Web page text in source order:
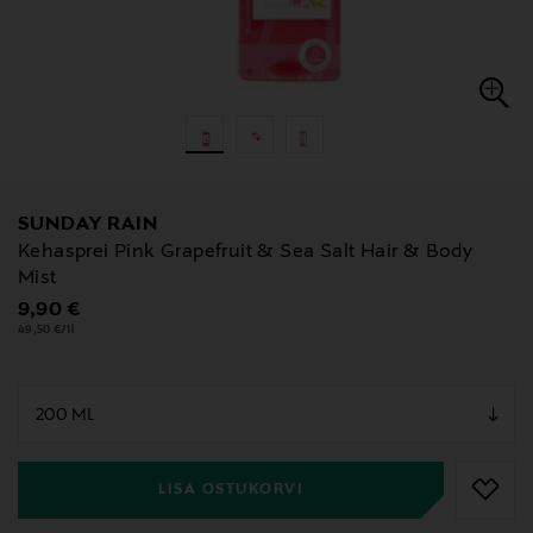
SUNDAY RAIN
Kehasprei Pink Grapefruit & Sea Salt Hair & Body
Mist
Original Price
9,90 €
49,50 €/1l
LISA OSTUKORVI